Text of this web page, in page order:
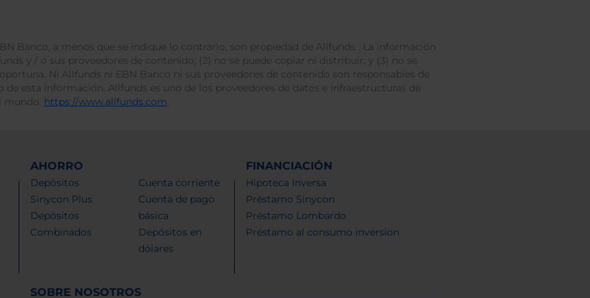
Banco, a menos que se indique lo contrario, son propiedad de Allfunds . La información
y / o sus proveedores de contenido; (2) no se puede copiar ni distribuir; y (3) no se
Ni Allfunds ni EBN Banco ni sus proveedores de contenido son responsables de
de esta información. Allfunds es uno de los proveedores de datos e infraestructuras de
mundo. https://www.allfunds.com.
AHORRO
Depósitos
Sinycon Plus
Depósitos
Combinados
Cuenta corriente
Cuenta de pago
básica
Depósitos en
dólares
FINANCIACIÓN
Hipoteca Inversa
Préstamo Sinycon
Préstamo Lombardo
Préstamo al consumo inversion
SOBRE NOSOTROS